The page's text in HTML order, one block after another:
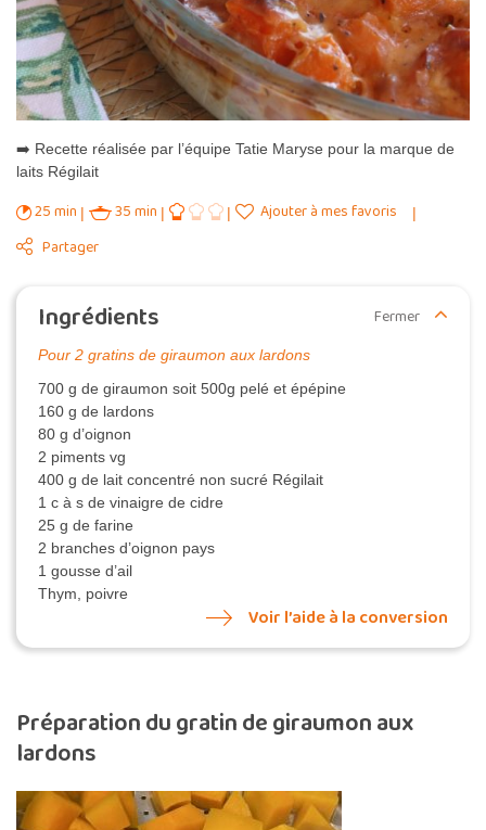
➡️ Recette réalisée par l’équipe Tatie Maryse pour la marque de
laits Régilait
25 min 35 min
Ajouter à mes favoris
Partager
Ingrédients Fermer
Pour 2 gratins de giraumon aux lardons
700 g de giraumon soit 500g pelé et épépine
160 g de lardons
80 g d’oignon
2 piments vg
400 g de lait concentré non sucré Régilait
1 c à s de vinaigre de cidre
25 g de farine
2 branches d’oignon pays
1 gousse d’ail
Thym, poivre
Voir l’aide à la conversion
Préparation du gratin de giraumon aux
lardons